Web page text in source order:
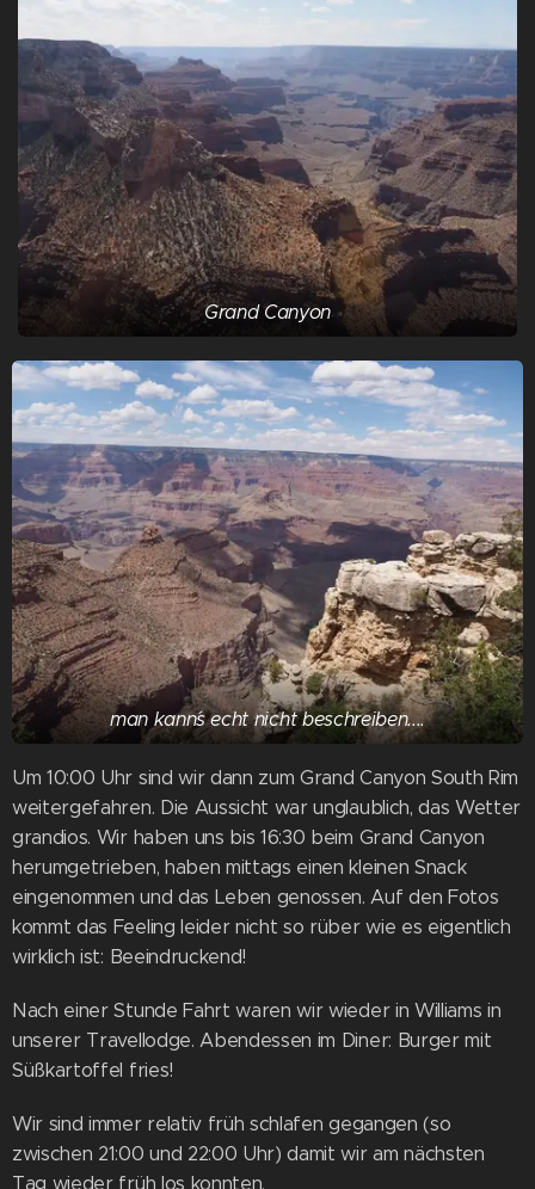
Grand Canyon
man kann´s echt nicht beschreiben....
Um 10:00 Uhr sind wir dann zum Grand Canyon South Rim
weitergefahren. Die Aussicht war unglaublich, das Wetter
grandios. Wir haben uns bis 16:30 beim Grand Canyon
herumgetrieben, haben mittags einen kleinen Snack
eingenommen und das Leben genossen. Auf den Fotos
kommt das Feeling leider nicht so rüber wie es eigentlich
wirklich ist: Beeindruckend!
Nach einer Stunde Fahrt waren wir wieder in Williams in
unserer Travellodge. Abendessen im Diner: Burger mit
Süßkartoffel fries!
Wir sind immer relativ früh schlafen gegangen (so
zwischen 21:00 und 22:00 Uhr) damit wir am nächsten
Tag wieder früh los konnten.